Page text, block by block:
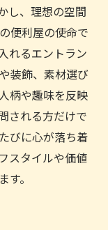
し、理想の空間
便利屋の使命で
れるエントラン
装飾、素材選び
柄や趣味を反映
される方だけで
びに心が落ち着
スタイルや価値
す。